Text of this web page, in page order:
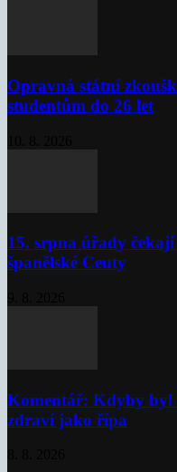
Opravná státní
studentům do 26 let
15. srpna úřady
španělské Ceuty
Komentář: Kdyby byl
zdraví jako řípa